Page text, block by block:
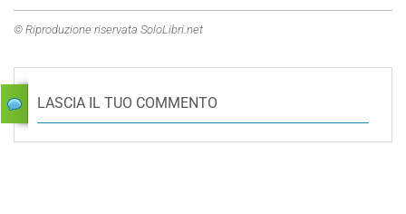
© Riproduzione riservata SoloLibri.net
LASCIA IL TUO COMMENTO